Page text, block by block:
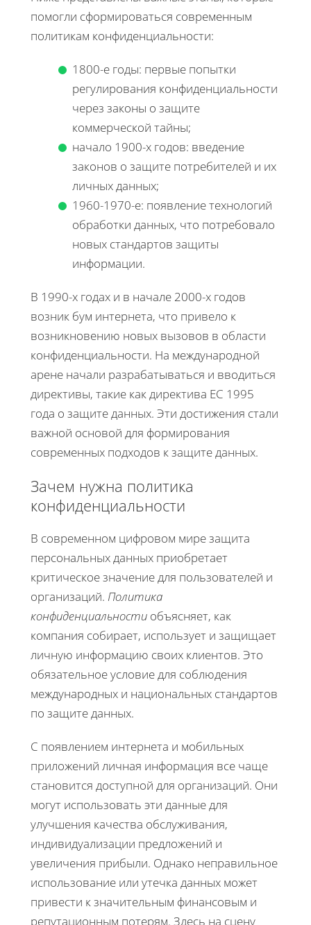
помогли сформироваться современным
политикам конфиденциальности:
1800-е годы: первые попытки
регулирования конфиденциальности
через законы о защите
коммерческой тайны;
начало 1900-х годов: введение
законов о защите потребителей и их
личных данных;
1960-1970-е: появление технологий
обработки данных, что потребовало
новых стандартов защиты
информации.
В 1990-х годах и в начале 2000-х годов
возник бум интернета, что привело к
возникновению новых вызовов в области
конфиденциальности. На международной
арене начали разрабатываться и вводиться
директивы, такие как директива ЕС 1995
года о защите данных. Эти достижения стали
важной основой для формирования
современных подходов к защите данных.
Зачем нужна политика
конфиденциальности
В современном цифровом мире защита
персональных данных приобретает
критическое значение для пользователей и
организаций. Политика
конфиденциальности объясняет, как
компания собирает, использует и защищает
личную информацию своих клиентов. Это
обязательное условие для соблюдения
международных и национальных стандартов
по защите данных.
С появлением интернета и мобильных
приложений личная информация все чаще
становится доступной для организаций. Они
могут использовать эти данные для
улучшения качества обслуживания,
индивидуализации предложений и
увеличения прибыли. Однако неправильное
использование или утечка данных может
привести к значительным финансовым и
репутационным потерям. Здесь на сцену